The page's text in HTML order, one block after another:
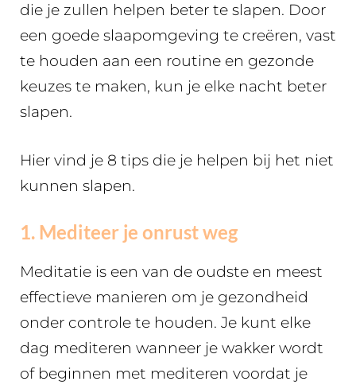
die je zullen helpen beter te slapen. Door
een goede slaapomgeving te creëren, vast
te houden aan een routine en gezonde
keuzes te maken, kun je elke nacht beter
slapen.
Hier vind je 8 tips die je helpen bij het niet
kunnen slapen.
1. Mediteer je onrust weg
Meditatie is een van de oudste en meest
effectieve manieren om je gezondheid
onder controle te houden. Je kunt elke
dag mediteren wanneer je wakker wordt
of beginnen met mediteren voordat je